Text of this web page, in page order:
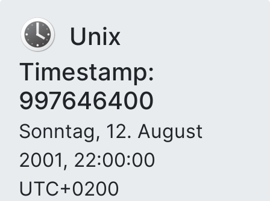
Unix
Timestamp:
997646400
Sonntag, 12. August
2001, 22:00:00
UTC+0200